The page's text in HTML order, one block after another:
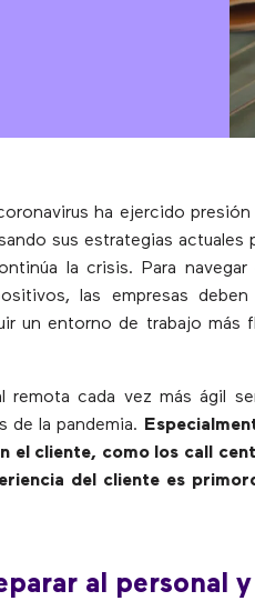
ha ejercido
sus estrategias actuales
la crisis. Para
las empresas
un entorno de trabajo más
remota cada vez más ágil
de la pandemia.
el cliente, como los call
del cliente es
al personal